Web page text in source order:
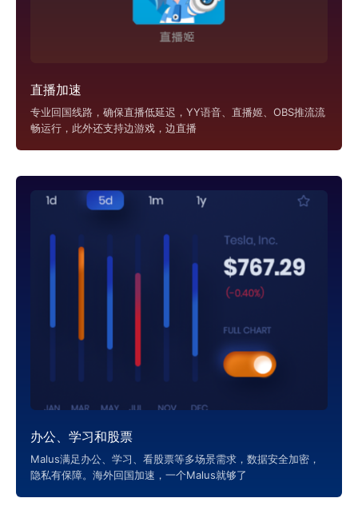
直播加速
专业回国线路，确保直播低延迟，YY语音、直播姬、OBS推流流
畅运行，此外还支持边游戏，边直播
办公、学习和股票
Malus满足办公、学习、看股票等多场景需求，数据安全加密，
隐私有保障。海外回国加速，一个Malus就够了